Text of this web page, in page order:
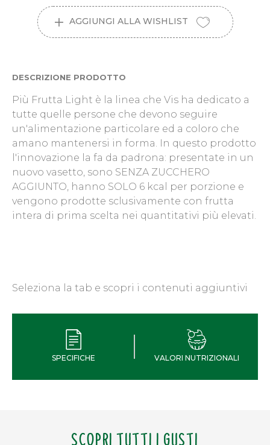
AGGIUNGI ALLA WISHLIST
DESCRIZIONE PRODOTTO
Più Frutta Light è la linea che Vis ha dedicato a
tutte quelle persone che devono seguire
un'alimentazione particolare ed a coloro che
amano mantenersi in forma. In questo prodotto
l'innovazione la fa da padrona: presentate in un
nuovo vasetto, sono SENZA ZUCCHERO
AGGIUNTO, hanno SOLO 6 kcal per porzione e
vengono prodotte sclusivamente con frutta
intera di prima scelta nei quantitativi più elevati.
Seleziona la tab e scopri i contenuti aggiuntivi
SPECIFICHE VALORI NUTRIZIONALI
SCOPRI TUTTI I GUSTI